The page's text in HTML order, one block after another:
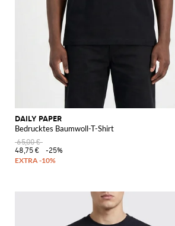
DAILY PAPER
Bedrucktes Baumwoll-T-Shirt
65,00 €
48,75 €
-25%